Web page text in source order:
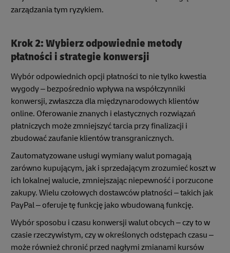
zarządzania tym ryzykiem.
Krok 2: Wybierz odpowiednie metody
płatności i strategie konwersji
Wybór odpowiednich opcji płatności to nie tylko kwestia
wygody – bezpośrednio wpływa na współczynniki
konwersji, zwłaszcza dla międzynarodowych klientów
online. Oferowanie znanych i elastycznych rozwiązań
płatniczych może zmniejszyć tarcia przy finalizacji i
zbudować zaufanie klientów transgranicznych.
Zautomatyzowane usługi wymiany walut pomagają
zarówno kupującym, jak i sprzedającym zrozumieć koszt w
ich lokalnej walucie, zmniejszając niepewność i porzucone
zakupy. Wielu czołowych dostawców płatności – takich jak
PayPal – oferuje tę funkcję jako wbudowaną funkcję.
Wybór sposobu i czasu konwersji walut obcych – czy to w
czasie rzeczywistym, czy w określonych odstępach czasu –
może również chronić przed nagłymi zmianami kursów